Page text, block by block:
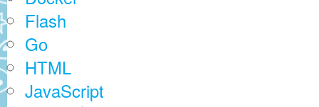
Flash
Go
HTML
JavaScript